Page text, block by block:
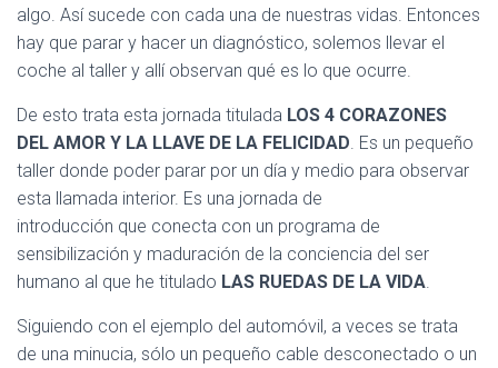
algo. Así sucede con cada una de nuestras vidas. Entonces
hay que parar y hacer un diagnóstico, solemos llevar el
coche al taller y allí observan qué es lo que ocurre.
De esto trata esta jornada titulada LOS 4 CORAZONES
DEL AMOR Y LA LLAVE DE LA FELICIDAD. Es un pequeño
taller donde poder parar por un día y medio para observar
esta llamada interior. Es una jornada de
introducción que conecta con un programa de
sensibilización y maduración de la conciencia del ser
humano al que he titulado LAS RUEDAS DE LA VIDA.
Siguiendo con el ejemplo del automóvil, a veces se trata
de una minucia, sólo un pequeño cable desconectado o un